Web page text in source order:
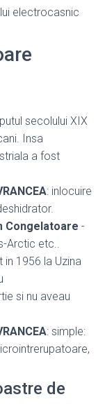
electrocasnic
secolului XIX
Insa
a fost
: inlocuire
Congelatoare -
Arctic etc..
in 1956 la Uzina
si nu aveau
: simple:
de